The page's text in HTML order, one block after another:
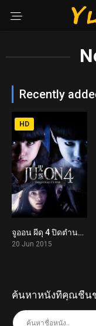
Recently
4.5
HD
จูออน ผีดุ 4 ปิดตำนานโคตรดุ Ju-on: The Final Curse (2015)
20 Jun 2015
ค้นหาหนังที่คุณชื่น